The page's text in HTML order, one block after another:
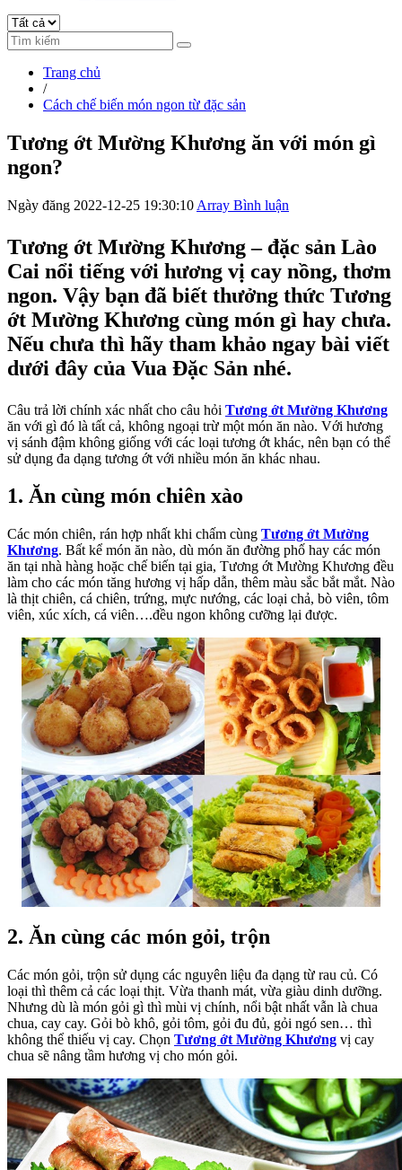
Trang chủ
/
Cách chế biến món ngon từ đặc sản
Tương ớt Mường Khương ăn với món gì
ngon?
Ngày đăng 2022-12-25 19:30:10 Array Bình luận
Tương ớt Mường Khương – đặc sản Lào
Cai nổi tiếng với hương vị cay nồng, thơm
ngon. Vậy bạn đã biết thưởng thức Tương
ớt Mường Khương cùng món gì hay chưa.
Nếu chưa thì hãy tham khảo ngay bài viết
dưới đây của Vua Đặc Sản nhé.
Câu trả lời chính xác nhất cho câu hỏi Tương ớt Mường Khương
ăn với gì đó là tất cả, không ngoại trừ một món ăn nào. Với hương
vị sánh đậm không giống với các loại tương ớt khác, nên bạn có thể
sử dụng đa dạng tương ớt với nhiều món ăn khác nhau.
1. Ăn cùng món chiên xào
Các món chiên, rán hợp nhất khi chấm cùng Tương ớt Mường
Khương. Bất kể món ăn nào, dù món ăn đường phố hay các món
ăn tại nhà hàng hoặc chế biến tại gia, Tương ớt Mường Khương đều
làm cho các món tăng hương vị hấp dẫn, thêm màu sắc bắt mắt. Nào
là thịt chiên, cá chiên, trứng, mực nướng, các loại chả, bò viên, tôm
viên, xúc xích, cá viên….đều ngon không cưỡng lại được.
2. Ăn cùng các món gỏi, trộn
Các món gỏi, trộn sử dụng các nguyên liệu đa dạng từ rau củ. Có
loại thì thêm cả các loại thịt. Vừa thanh mát, vừa giàu dinh dưỡng.
Nhưng dù là món gỏi gì thì mùi vị chính, nổi bật nhất vẫn là chua
chua, cay cay. Gỏi bò khô, gỏi tôm, gỏi đu đủ, gỏi ngó sen… thì
không thể thiếu vị cay. Chọn Tương ớt Mường Khương vị cay
chua sẽ nâng tầm hương vị cho món gỏi.